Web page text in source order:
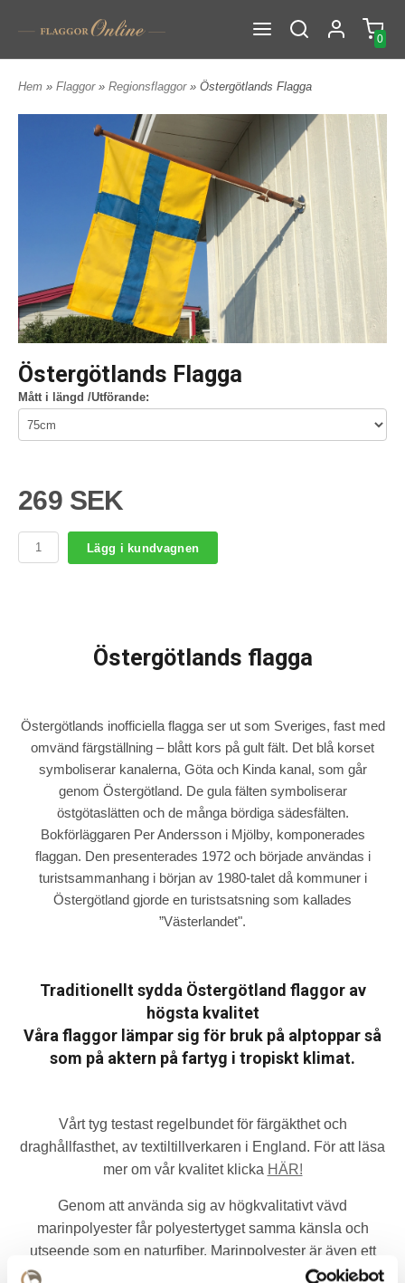
0
Hem » Flaggor » Regionsflaggor » Östergötlands Flagga
Östergötlands Flagga
Mått i längd /Utförande:
269 SEK
Lägg i kundvagnen
Östergötlands flagga
Östergötlands inofficiella flagga ser ut som Sveriges, fast med
omvänd färgställning – blått kors på gult fält. Det blå korset
symboliserar kanalerna, Göta och Kinda kanal, som går
genom Östergötland. De gula fälten symboliserar
östgötaslätten och de många bördiga sädesfälten.
Bokförläggaren Per Andersson i Mjölby, komponerades
flaggan. Den presenterades 1972 och började användas i
turistsammanhang i början av 1980-talet då kommuner i
Östergötland gjorde en turistsatsning som kallades
”Västerlandet".
Traditionellt sydda Östergötland flaggor av
högsta kvalitet
Våra flaggor lämpar sig för bruk på alptoppar så
som på aktern på fartyg i tropiskt klimat.
Vårt tyg testast regelbundet för färgäkthet och
draghållfasthet, av textiltillverkaren i England. För att läsa
mer om vår kvalitet klicka HÄR!
Genom att använda sig av högkvalitativt vävd
marinpolyester får polyestertyget samma känsla och
utseende som en naturfiber. Marinpolyester är även ett
tåligt material och bleknar inte lika lätt som en billigare